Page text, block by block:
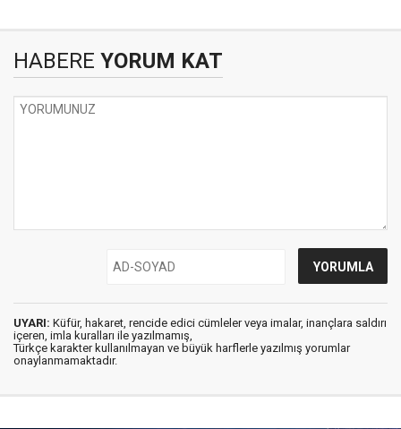
HABERE YORUM KAT
UYARI: Küfür, hakaret, rencide edici cümleler veya imalar, inançlara saldırı
içeren, imla kuralları ile yazılmamış,
Türkçe karakter kullanılmayan ve büyük harflerle yazılmış yorumlar
onaylanmamaktadır.